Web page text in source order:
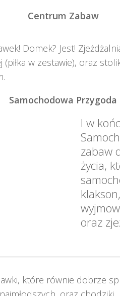
Centrum Zabaw
Domek? Jest!
w zestawie), oraz
Samochodowa Przygoda
I w
zabaw
życia,
oraz
które równie dobrze